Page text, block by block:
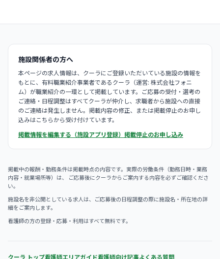
施設関係者の方へ
本ページの求人情報は、クーラにご登録いただいている施設の情報を
もとに、有料職業紹介事業者であるクーラ（運営: 株式会社フォニ
ム）が職業紹介の一環として掲載しています。ご応募の受付・選考の
ご連絡・日程調整はすべてクーラが仲介し、求職者から施設への直接
のご連絡は発生しません。掲載内容の修正、または掲載停止のお申し
込みはこちらから受け付けています。
掲載情報を編集する（施設アプリ登録） 掲載停止のお申し込み
掲載中の報酬・勤務条件は掲載時点の内容です。実際の労働条件（勤務日時・業務
内容・就業場所等）は、 ご応募後にクーラからご案内する内容を必ずご確認くださ
い。
施設名を非公開としている求人は、ご応募後の日程調整の際に施設名・所在地の詳
細をご案内します。
看護師の方の登録・応募・利用はすべて無料です。
クーラ トップ看護師エリアガイド看護師向け記事よくある質問